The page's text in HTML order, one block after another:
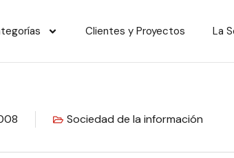
Clientes y Proyectos La
Sociedad de la información